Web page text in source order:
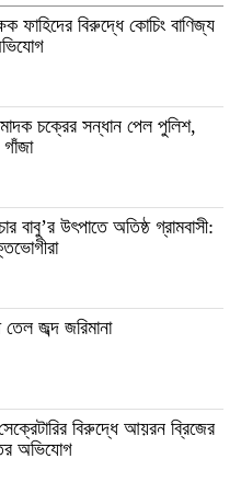
ফাহিদের বিরুদ্ধে কোচিং বাণিজ্য
চক্রের সন্ধান পেল পুলিশ,
বাবু’র উৎপাতে অতিষ্ঠ গ্রামবাসী:
জব্দ জরিমানা
বিরুদ্ধে আয়রন ব্রিজের
অভিযোগ